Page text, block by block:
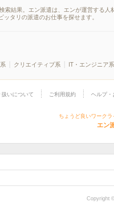
索結果。エン派遣は、エンが運営する
タリの派遣のお仕事を探せます。
クリエイティブ系 IT・エンジニア系
いについて ご利用規約 ヘルプ・
ちょうど良いワークラ
エン
Copyright